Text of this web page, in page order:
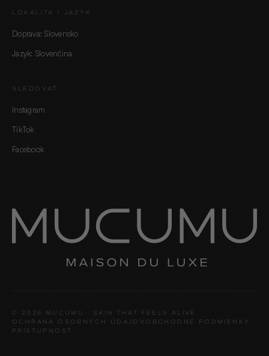
LOKALITA / JAZYK
Doprava: Slovensko
Jazyk: Slovenčina
SLEDOVAŤ
Instagram
TikTok
Facebook
© 2026 MUCUMU · SKIN THAT FEELS ALIVE.
OCHRANA OSOBNÝCH ÚDAJOV OBCHODNÉ PODMIENKY
PRÍSTUPNOSŤ
SPUSTIŤ KVÍZ →